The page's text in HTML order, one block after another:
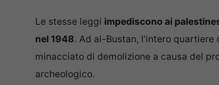
Le stesse leggi impediscono ai
nel 1948. Ad al-Bustan, l’intero
minacciato di demolizione a causa del
archeologico.